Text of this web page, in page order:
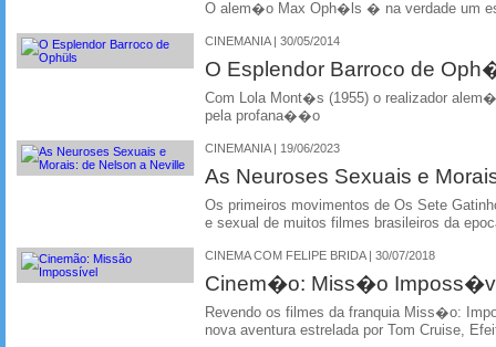
O alem�o Max Oph�ls � na verdade um
CINEMANIA | 30/05/2014
O Esplendor Barroco de
Com Lola Mont�s (1955) o realizador
pela profana��o
CINEMANIA | 19/06/2023
As Neuroses Sexuais e
Os primeiros movimentos de Os Sete
e sexual de muitos filmes brasileiros da
CINEMA COM FELIPE BRIDA | 30/07/2018
Cinem�o: Miss�o
Revendo os filmes da franquia Miss�o:
nova aventura estrelada por Tom Cruise,